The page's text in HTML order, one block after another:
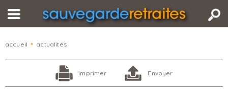
accueil • actualités
imprimer Envoyer